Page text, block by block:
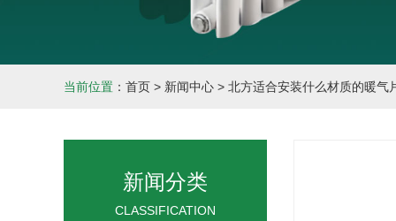
当前位置 ： 首页 > 新闻中心 > 北方适合安装什么材质的暖气
新闻分类
CLASSIFICATION